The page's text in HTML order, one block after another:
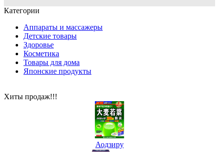
Категории
Аппараты и массажеры
Детские товары
Здоровье
Косметика
Товары для дома
Японские продукты
Хиты продаж!!!
Аодзиру